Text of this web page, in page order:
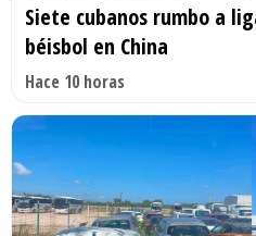
Siete cubanos rumbo a
béisbol en China
Hace 10 horas